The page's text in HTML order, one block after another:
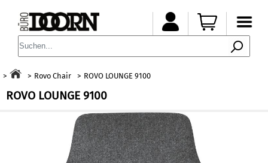
Rovo Chair ROVO LOUNGE 9100
ROVO LOUNGE 9100